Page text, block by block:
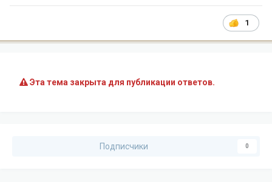
1
Эта тема закрыта для публикации ответов.
Подписчики 0